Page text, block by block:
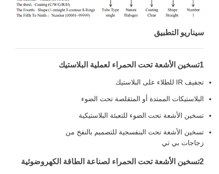
سيناريو التطبيق
1تسخين الأشعة تحت الحمراء لعملية البلاستيك
تجفيف IR للطلاء على البلاستيك
البلاستيكات الممتدة أو المتقلصة تحت الضوء
تسخين الأشعة تحت الضوء للتعبئة البلاستيكية
تسخين الأشعة تحت البنفسجية للتصميم بالنفخ من
زجاجات بي تي
2تسخين الأشعة تحت الحمراء لصناعة الطاقة الكهروضوئية